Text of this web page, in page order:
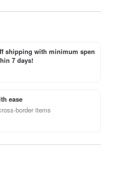
shipping with minimum spen
7 days!
ease
border items